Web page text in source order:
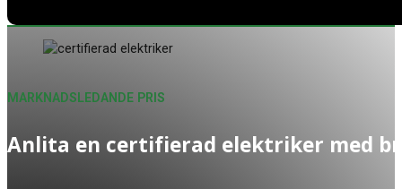
Anlita en certifierad elektriker med
MARKNADSLEDANDE PRIS